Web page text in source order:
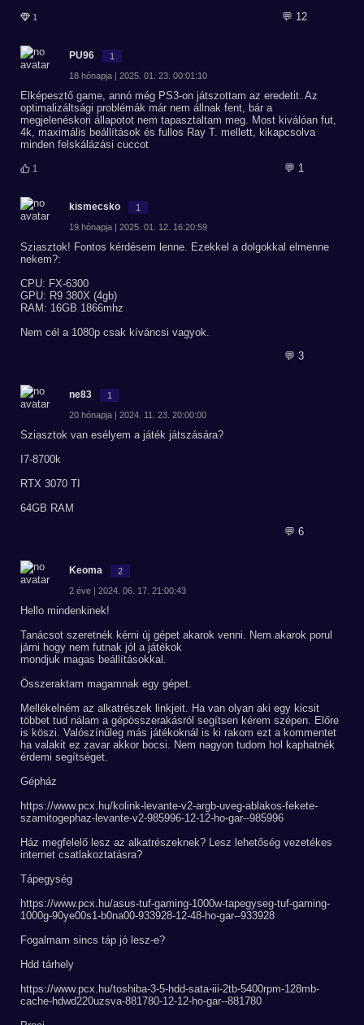
1 💬 12
PU96 1
18 hónapja | 2025. 01. 23. 00:01:10
Elképesztő game, annó még PS3-on játszottam az eredetit. Az
optimalizáltsági problémák már nem állnak fent, bár a
megjelenéskori állapotot nem tapasztaltam meg. Most kiválóan fut,
4k, maximális beállítások és fullos Ray T. mellett, kikapcsolva
minden felskálázási cuccot
1 💬 1
kismecsko 1
19 hónapja | 2025. 01. 12. 16:20:59
Sziasztok! Fontos kérdésem lenne. Ezekkel a dolgokkal elmenne
nekem?:
CPU: FX-6300
GPU: R9 380X (4gb)
RAM: 16GB 1866mhz
Nem cél a 1080p csak kíváncsi vagyok.
💬 3
ne83 1
20 hónapja | 2024. 11. 23. 20:00:00
Sziasztok van esélyem a játék játszására?
I7-8700k
RTX 3070 TI
64GB RAM
💬 6
Keoma 2
2 éve | 2024. 06. 17. 21:00:43
Hello mindenkinek!
Tanácsot szeretnék kérni új gépet akarok venni. Nem akarok porul
járni hogy nem futnak jól a játékok
mondjuk magas beállításokkal.
Összeraktam magamnak egy gépet.
Mellékelném az alkatrészek linkjeit. Ha van olyan aki egy kicsit
többet tud nálam a gépösszerakásról segítsen kérem szépen. Előre
is köszi. Valószínűleg más játékoknál is ki rakom ezt a kommentet
ha valakit ez zavar akkor bocsi. Nem nagyon tudom hol kaphatnék
érdemi segítséget.
Gépház
https://www.pcx.hu/kolink-levante-v2-argb-uveg-ablakos-fekete-
szamitogephaz-levante-v2-985996-12-12-ho-gar--985996
Ház megfelelő lesz az alkatrészeknek? Lesz lehetőség vezetékes
internet csatlakoztatásra?
Tápegység
https://www.pcx.hu/asus-tuf-gaming-1000w-tapegyseg-tuf-gaming-
1000g-90ye00s1-b0na00-933928-12-48-ho-gar--933928
Fogalmam sincs táp jó lesz-e?
Hdd tárhely
https://www.pcx.hu/toshiba-3-5-hdd-sata-iii-2tb-5400rpm-128mb-
cache-hdwd220uzsva-881780-12-12-ho-gar--881780